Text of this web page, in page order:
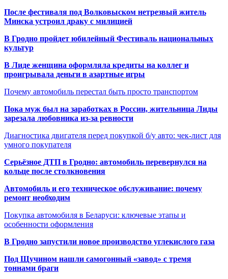
После фестиваля под Волковыском нетрезвый житель
Минска устроил драку с милицией
В Гродно пройдет юбилейный Фестиваль национальных
культур
В Лиде женщина оформляла кредиты на коллег и
проигрывала деньги в азартные игры
Почему автомобиль перестал быть просто транспортом
Пока муж был на заработках в России, жительница Лиды
зарезала любовника из-за ревности
Диагностика двигателя перед покупкой б/у авто: чек-лист для
умного покупателя
Серьёзное ДТП в Гродно: автомобиль перевернулся на
кольце после столкновения
Автомобиль и его техническое обслуживание: почему
ремонт необходим
Покупка автомобиля в Беларуси: ключевые этапы и
особенности оформления
В Гродно запустили новое производство углекислого газа
Под Щучином нашли самогонный «завод» с тремя
тоннами браги